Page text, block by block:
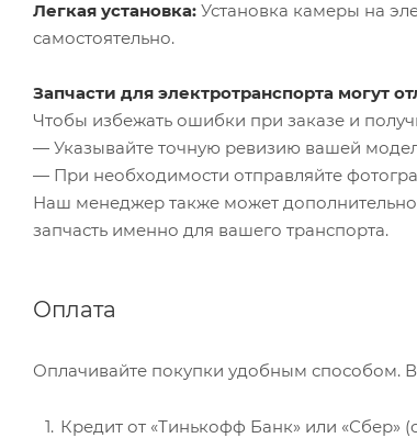
Легкая установка: Установка камеры на
самостоятельно.
Запчасти для электротранспорта могут
Чтобы избежать ошибки при заказе и
— Указывайте точную ревизию вашей
— При необходимости отправляйте
Наш менеджер также может
запчасть именно для вашего транспорта.
Оплата
Оплачивайте покупки удобным способом.
Кредит от «Тинькофф Банк» или «Сбер»